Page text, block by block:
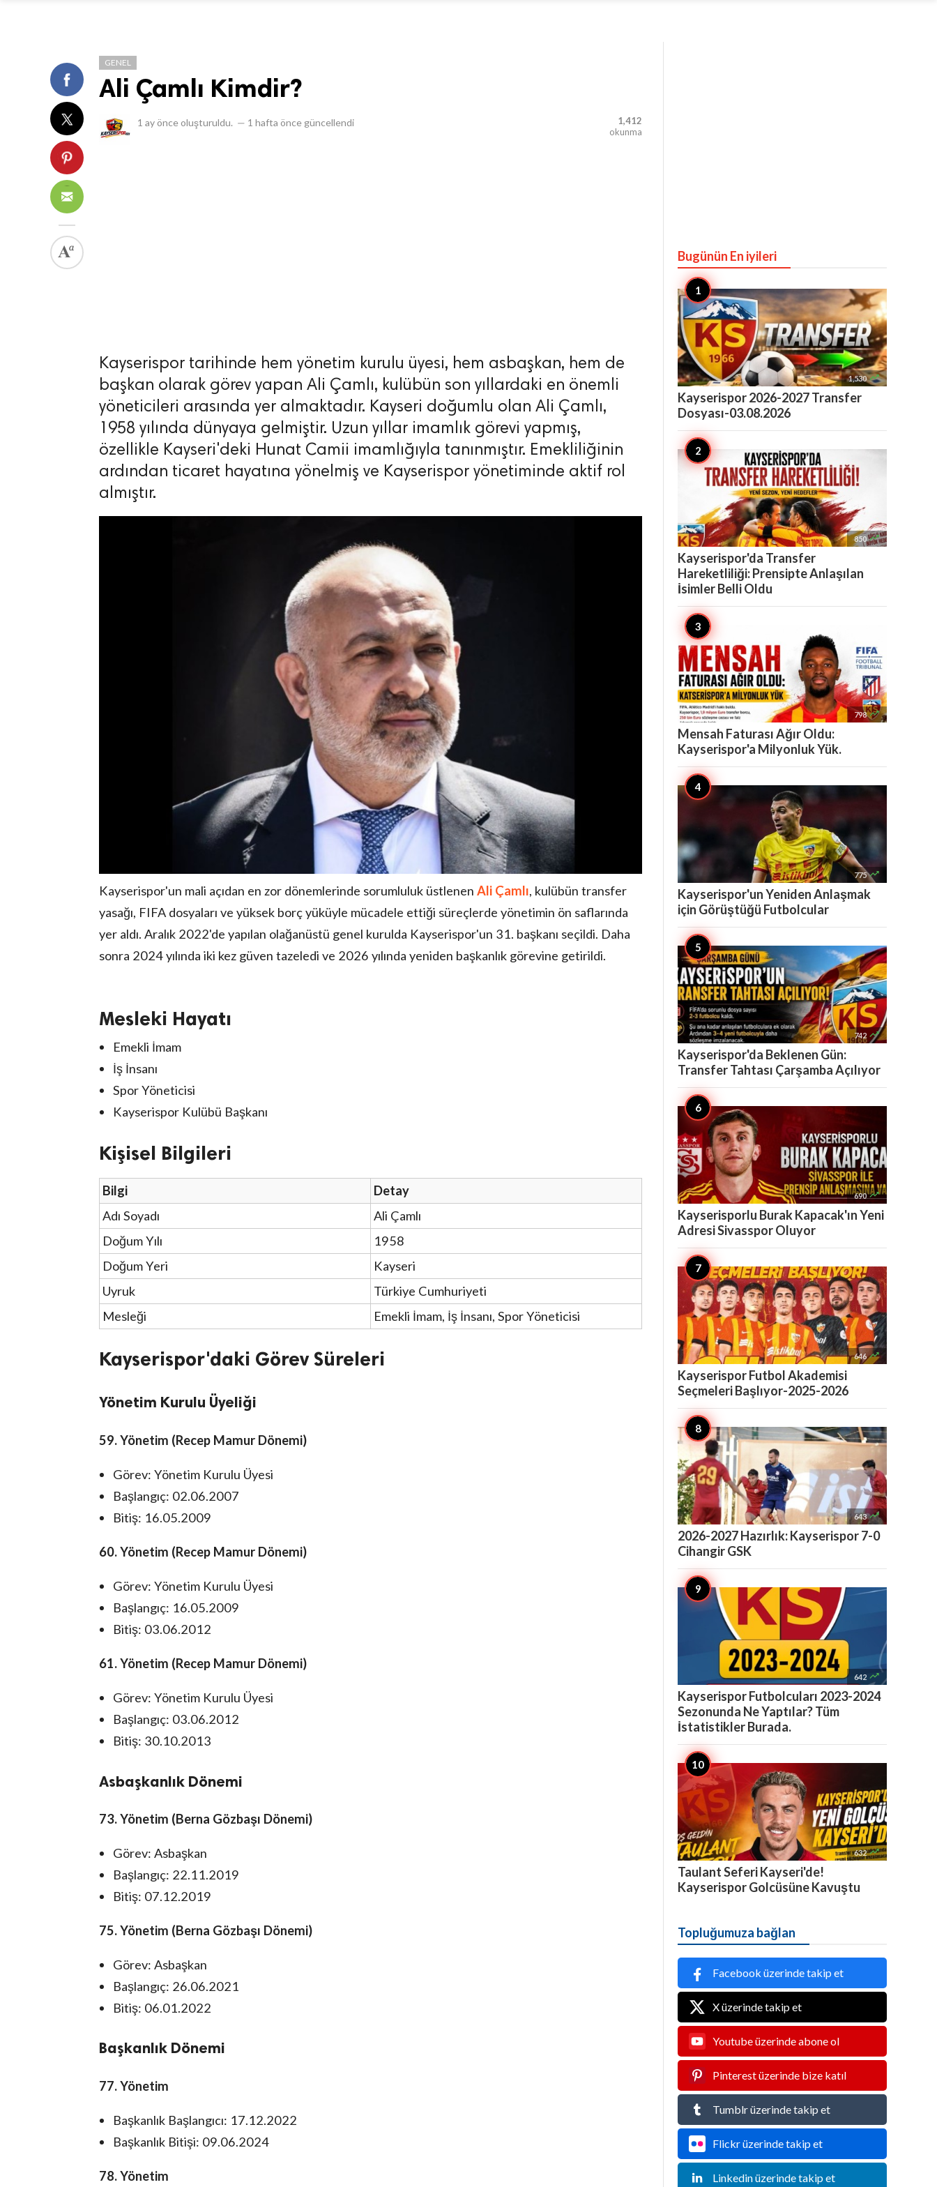
GENEL
Ali Çamlı Kimdir?
1 ay önce oluşturuldu. — 1 hafta önce güncellendi
1,412
okunma
Kayserispor tarihinde hem yönetim kurulu üyesi, hem asbaşkan, hem de
başkan olarak görev yapan Ali Çamlı, kulübün son yıllardaki en önemli
yöneticileri arasında yer almaktadır. Kayseri doğumlu olan Ali Çamlı,
1958 yılında dünyaya gelmiştir. Uzun yıllar imamlık görevi yapmış,
özellikle Kayseri'deki Hunat Camii imamlığıyla tanınmıştır. Emekliliğinin
ardından ticaret hayatına yönelmiş ve Kayserispor yönetiminde aktif rol
almıştır.
Kayserispor'un mali açıdan en zor dönemlerinde sorumluluk üstlenen Ali Çamlı, kulübün transfer
yasağı, FIFA dosyaları ve yüksek borç yüküyle mücadele ettiği süreçlerde yönetimin ön saflarında
yer aldı. Aralık 2022'de yapılan olağanüstü genel kurulda Kayserispor'un 31. başkanı seçildi. Daha
sonra 2024 yılında iki kez güven tazeledi ve 2026 yılında yeniden başkanlık görevine getirildi.
Mesleki Hayatı
Emekli İmam
İş İnsanı
Spor Yöneticisi
Kayserispor Kulübü Başkanı
Kişisel Bilgileri
Bilgi
Detay
Adı Soyadı
Ali Çamlı
Doğum Yılı
1958
Doğum Yeri
Kayseri
Uyruk
Türkiye Cumhuriyeti
Mesleği
Emekli İmam, İş İnsanı, Spor Yöneticisi
Kayserispor'daki Görev Süreleri
Yönetim Kurulu Üyeliği
59. Yönetim (Recep Mamur Dönemi)
Görev: Yönetim Kurulu Üyesi
Başlangıç: 02.06.2007
Bitiş: 16.05.2009
60. Yönetim (Recep Mamur Dönemi)
Görev: Yönetim Kurulu Üyesi
Başlangıç: 16.05.2009
Bitiş: 03.06.2012
61. Yönetim (Recep Mamur Dönemi)
Görev: Yönetim Kurulu Üyesi
Başlangıç: 03.06.2012
Bitiş: 30.10.2013
Asbaşkanlık Dönemi
73. Yönetim (Berna Gözbaşı Dönemi)
Görev: Asbaşkan
Başlangıç: 22.11.2019
Bitiş: 07.12.2019
75. Yönetim (Berna Gözbaşı Dönemi)
Görev: Asbaşkan
Başlangıç: 26.06.2021
Bitiş: 06.01.2022
Başkanlık Dönemi
77. Yönetim
Başkanlık Başlangıcı: 17.12.2022
Başkanlık Bitişi: 09.06.2024
78. Yönetim
Bugünün En iyileri
1,530 
Kayserispor 2026-2027 Transfer
Dosyası-03.08.2026
850 
Kayserispor'da Transfer
Hareketliliği: Prensipte Anlaşılan
İsimler Belli Oldu
798 
Mensah Faturası Ağır Oldu:
Kayserispor'a Milyonluk Yük.
775 
Kayserispor'un Yeniden Anlaşmak
için Görüştüğü Futbolcular
742 
Kayserispor'da Beklenen Gün:
Transfer Tahtası Çarşamba Açılıyor
690 
Kayserisporlu Burak Kapacak'ın Yeni
Adresi Sivasspor Oluyor
646 
Kayserispor Futbol Akademisi
Seçmeleri Başlıyor-2025-2026
643 
2026-2027 Hazırlık: Kayserispor 7-0
Cihangir GSK
642 
Kayserispor Futbolcuları 2023-2024
Sezonunda Ne Yaptılar? Tüm
İstatistikler Burada.
632 
Taulant Seferi Kayseri'de!
Kayserispor Golcüsüne Kavuştu
Topluğumuza bağlan
Facebook üzerinde takip et
X üzerinde takip et
Youtube üzerinde abone ol
Pinterest üzerinde bize katıl
Tumblr üzerinde takip et
Flickr üzerinde takip et
Linkedin üzerinde takip et